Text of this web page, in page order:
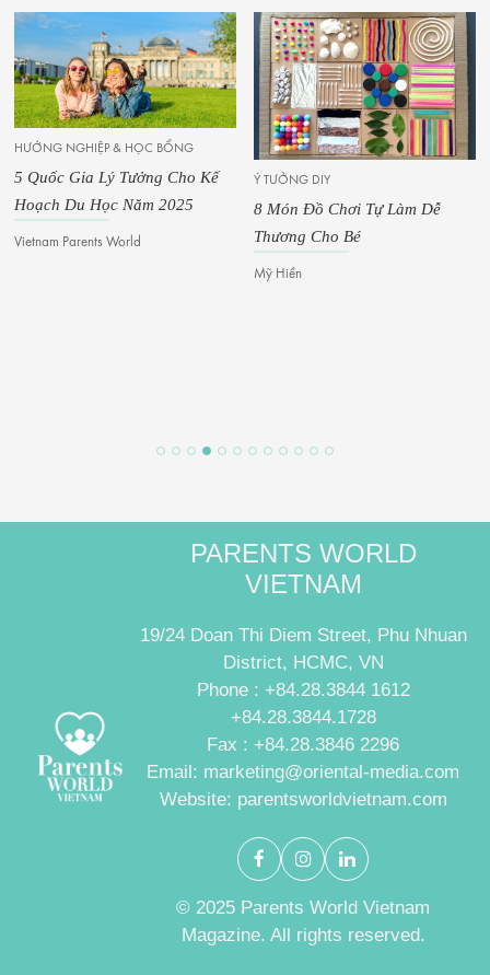
Ý TƯỞNG DIY
8 Món Đồ Chơi Tự Làm Dễ
Thương Cho Bé
KỸ NĂNG SỐ
Ai Là “Nạn Nhân” Thực Sự Của
Thời Đại Số?
Parents World Vietnam
PARENTS WORLD
VIETNAM
19/24 Doan Thi Diem Street, Phu Nhuan
District, HCMC, VN
Phone : +84.28.3844 1612
+84.28.3844.1728
Fax : +84.28.3846 2296
Email: marketing@oriental-media.com
Website: parentsworldvietnam.com
© 2025 Parents World Vietnam
Magazine. All rights reserved.